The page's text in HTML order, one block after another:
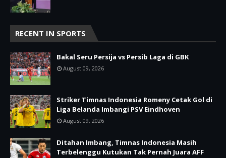
RECENT IN SPORTS
Bakal Seru Persija vs Persib Laga di GBK
August 09, 2026
Striker Timnas Indonesia Romeny Cetak Gol di
Liga Belanda Imbangi PSV Eindhoven
August 09, 2026
Ditahan Imbang, Timnas Indonesia Masih
Terbelenggu Kutukan Tak Pernah Juara AFF